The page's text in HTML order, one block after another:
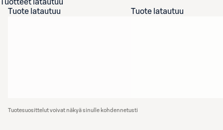
Tuotteet latautuu
Tuote latautuu
Tuote latautuu
Tuotesuosittelut voivat näkyä sinulle kohdennetusti